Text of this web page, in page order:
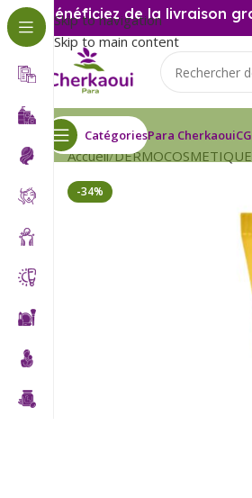
Skip to navigation
Skip to main content
Bénéficiez de la livraison
CatégoriesPara Cherkaoui
Accueil DERMOCOSMETIQUE
-34%